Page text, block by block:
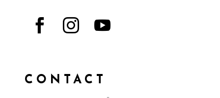
  
CONTACT